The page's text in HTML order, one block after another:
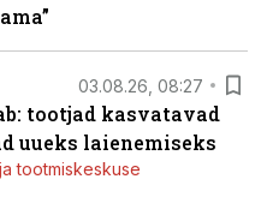
03.08.26, 08:27
tootjad kasvatavad
uueks laienemiseks
tootmiskeskuse